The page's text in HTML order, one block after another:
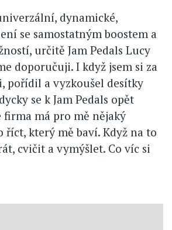
dynamické,
se samostatným boostem a
určitě Jam Pedals Lucy
doporučuji. I když jsem si za
pořídil a vyzkoušel desítky
se k Jam Pedals opět
má pro mě nějaký
říct, který mě baví. Když na to
cvičit a vymýšlet. Co víc si